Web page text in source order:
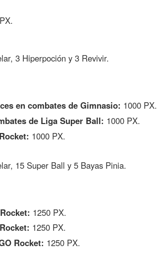
3 Hiperpoción y 3 Revivir.
en combates de Gimnasio: 1000 PX.
de Liga Super Ball: 1000 PX.
1000 PX.
15 Super Ball y 5 Bayas Pinia.
1250 PX.
1250 PX.
Rocket: 1250 PX.